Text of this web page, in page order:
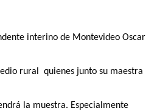
interino de Montevideo Oscar
rural quienes junto su maestra
la muestra. Especialmente